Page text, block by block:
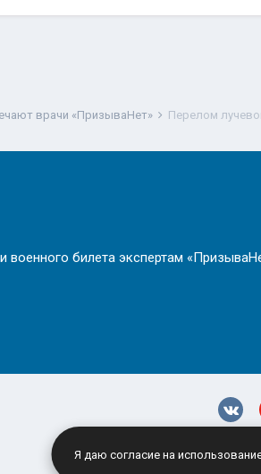
врачи «ПризываНет» Перелом
билета экспертам
Политика конфиденциальности
Я даю согласие на